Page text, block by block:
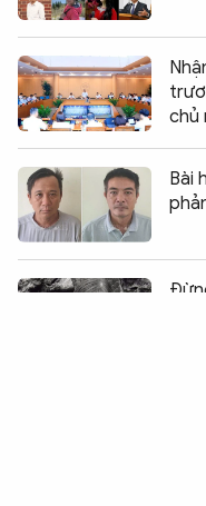
chủ
Bài